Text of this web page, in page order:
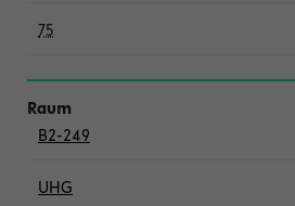
75
B2-249
UHG